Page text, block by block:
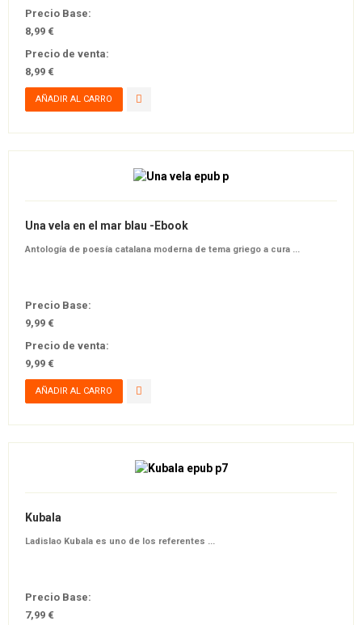
Precio Base:
8,99 €
Precio de venta:
8,99 €
Una vela en el mar blau -Ebook
Antología de poesía catalana moderna de tema griego a cura ...
Precio Base:
9,99 €
Precio de venta:
9,99 €
Kubala
Ladislao Kubala es uno de los referentes ...
Precio Base:
7,99 €